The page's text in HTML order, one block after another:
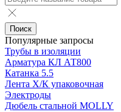
Поиск
Популярные запросы
Трубы в изоляции
Арматура КЛ АТ800
Катанка 5.5
Лента Х/К упаковочная
Электроды
Дюбель стальной MOLLY